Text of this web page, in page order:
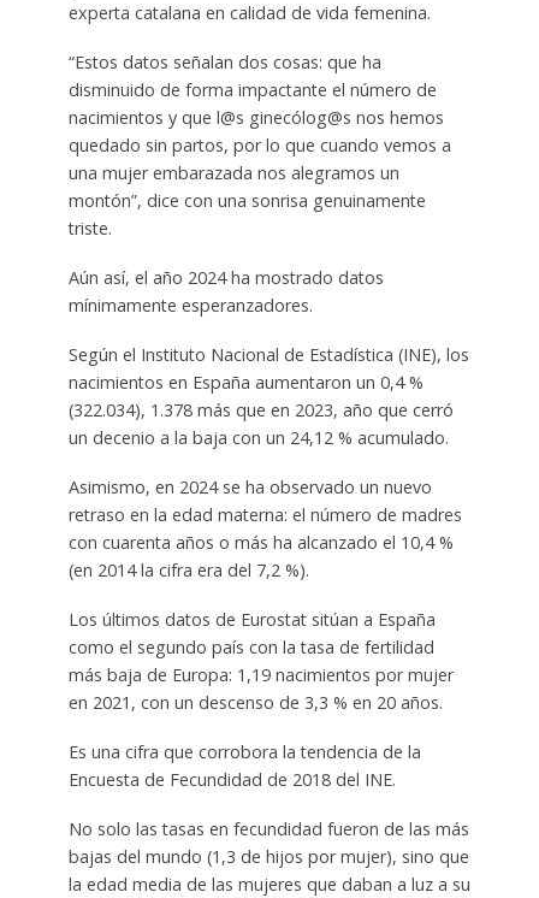
experta catalana en calidad de vida femenina.
“Estos datos señalan dos cosas: que ha
disminuido de forma impactante el número de
nacimientos y que l@s ginecólog@s nos hemos
quedado sin partos, por lo que cuando vemos a
una mujer embarazada nos alegramos un
montón”, dice con una sonrisa genuinamente
triste.
Aún así, el año 2024 ha mostrado datos
mínimamente esperanzadores.
Según el Instituto Nacional de Estadística (INE), los
nacimientos en España aumentaron un 0,4 %
(322.034), 1.378 más que en 2023, año que cerró
un decenio a la baja con un 24,12 % acumulado.
Asimismo, en 2024 se ha observado un nuevo
retraso en la edad materna: el número de madres
con cuarenta años o más ha alcanzado el 10,4 %
(en 2014 la cifra era del 7,2 %).
Los últimos datos de Eurostat sitúan a España
como el segundo país con la tasa de fertilidad
más baja de Europa: 1,19 nacimientos por mujer
en 2021, con un descenso de 3,3 % en 20 años.
Es una cifra que corrobora la tendencia de la
Encuesta de Fecundidad de 2018 del INE.
No solo las tasas en fecundidad fueron de las más
bajas del mundo (1,3 de hijos por mujer), sino que
la edad media de las mujeres que daban a luz a su